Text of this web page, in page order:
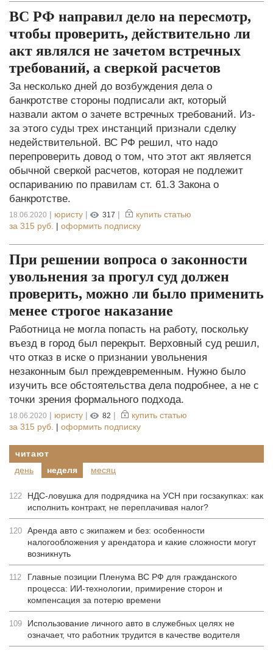
ВС РФ направил дело на пересмотр,
чтобы проверить, действительно ли
акт являлся не зачетом встречных
требований, а сверкой расчетов
За несколько дней до возбуждения дела о
банкротстве стороны подписали акт, который
назвали актом о зачете встречных требований. Из-
за этого суды трех инстанций признали сделку
недействительной. ВС РФ решил, что надо
перепроверить довод о том, что этот акт является
обычной сверкой расчетов, которая не подлежит
оспариванию по правилам ст. 61.3 Закона о
банкротстве.
18.06.2020 | юристу | 317 |
купить статью
за 315 руб. | оформить подписку
При решении вопроса о законности
увольнения за прогул суд должен
проверить, можно ли было применить
менее строгое наказание
Работница не могла попасть на работу, поскольку
въезд в город был перекрыт. Верховный суд решил,
что отказ в иске о признании увольнения
незаконным был преждевременным. Нужно было
изучить все обстоятельства дела подробнее, а не с
точки зрения формального подхода.
18.06.2020 | юристу | 82 |
купить статью
за 315 руб. | оформить подписку
читают
день
неделя месяц
122
НДС-ловушка для подрядчика на УСН при госзакупках: как
исполнить контракт, не переплачивая налог?
120 Аренда авто с экипажем и без: особенности
налогообложения у арендатора и какие сложности могут
возникнуть
112
Главные позиции Пленума ВС РФ для гражданского
процесса: ИИ-технологии, примирение сторон и
компенсация за потерю времени
109
Использование личного авто в служебных целях не
означает, что работник трудится в качестве водителя